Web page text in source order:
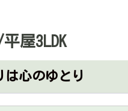
屋3LDK
は心のゆとり